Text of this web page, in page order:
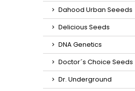
Dahood Urban Seeeds
Delicious Seeds
DNA Genetics
Doctor´s Choice Seeds
Dr. Underground